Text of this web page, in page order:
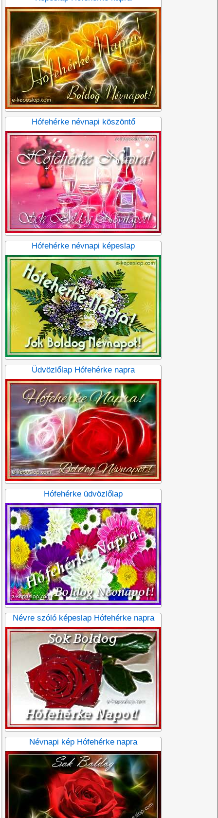
Hófehérke névnapi köszöntő
Hófehérke névnapi képeslap
Üdvözlőlap Hófehérke napra
Hófehérke üdvözlőlap
Névre szóló képeslap Hófehérke napra
Névnapi kép Hófehérke napra